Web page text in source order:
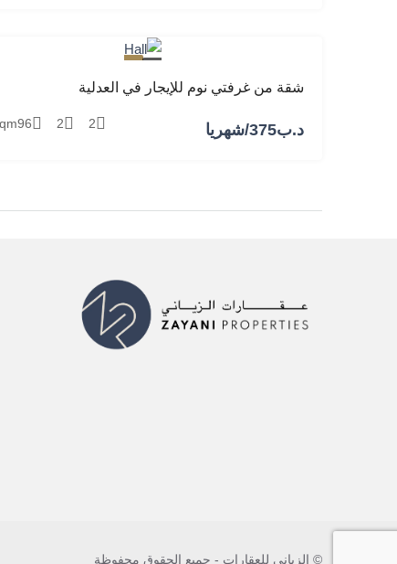
مميز
شقة من غرفتي نوم للإيجار في العدلية
د.ب‎375/شهريا 2
2
96
© الزياني للعقارات - جميع الحقوق محفوظة